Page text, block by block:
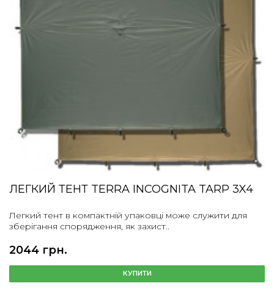
ЛЕГКИЙ ТЕНТ TERRA INCOGNITA TARP 3X4
Легкий тент в компактній упаковці може служити для
зберігання спорядження, як захист..
2044 грн.
КУПИТИ